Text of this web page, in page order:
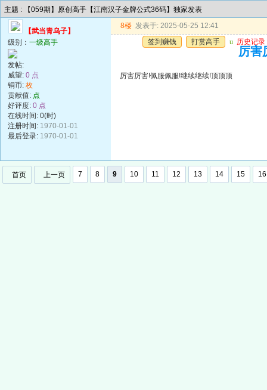
主题 : 【059期】原创高手【江南汉子金牌公式36码】独家发表
【武当青乌子】
级别： 一级高手
发帖:
威望: 0 点
铜币: 枚
贡献值: 点
好评度: 0 点
在线时间: 0(时)
注册时间: 1970-01-01
最后登录: 1970-01-01
8楼 发表于: 2025-05-25 12:41
签到赚钱
打赏高手 u 历史记录
厉害
厉害厉害!佩服佩服!继续继续!顶顶顶
首页 上一页 7 8 9 10 11 12 13 14 15 16